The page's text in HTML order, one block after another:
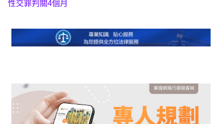
性交罪判關4個月